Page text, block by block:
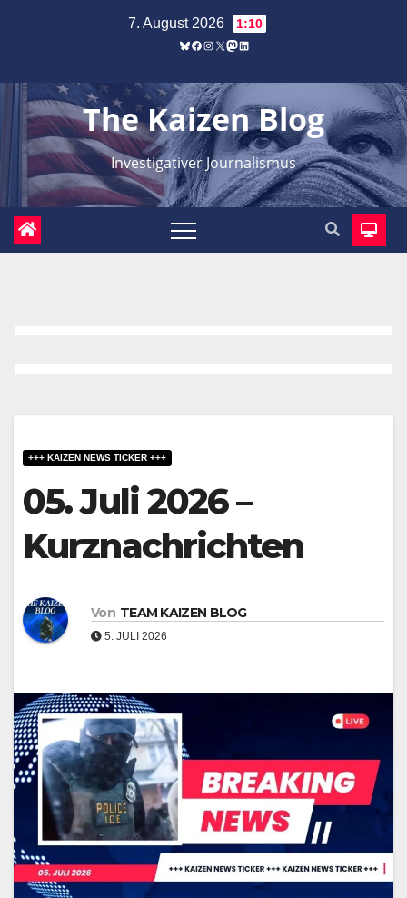
7. August 2026 1:10
Bluesky
Facebook
Instagram
X Mastodon
LinkedIn
The Kaizen Blog
Investigativer Journalismus
+++ KAIZEN NEWS TICKER +++
05. Juli 2026 –
Kurznachrichten
Von TEAM KAIZEN BLOG
5. JULI 2026